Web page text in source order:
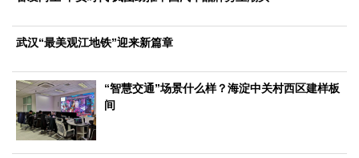
文化观察
智海钩沉
社会治理 社会保障 城乡发展 民生建设
工业
装备制造 智能制造
武汉“最美观江地铁”迎来新篇章
“智慧交通”场景什么样？海淀中关村西区建样板
间